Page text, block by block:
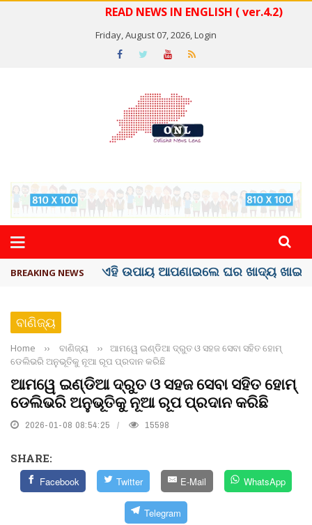
READ NEWS IN ENGLISH ( ver.4.2)
Friday, August 07, 2026,Login
BREAKING NEWS ସବୁଠୁ ମହଙ୍ଗା ସେଲିବ୍ରିଟି ଶାହରୁଖ ଖାନ୍
ବାଣିଜ୍ୟ
Home ›› ବାଣିଜ୍ୟ ››
ଆମୱେ ଇଣ୍ଡିଆ ଦ୍ରୁତ ଓ ସହଜ ସେବା ସହିତ ହୋମ୍‌
ଡେଲିଭରି ଅନୁଭୂତିକୁ ନୂଆ ରୂପ ପ୍ରଦାନ କରିଛି
ଆମୱେ ଇଣ୍ଡିଆ ଦ୍ରୁତ ଓ ସହଜ ସେବା ସହିତ ହୋମ୍‌
ଡେଲିଭରି ଅନୁଭୂତିକୁ ନୂଆ ରୂପ ପ୍ରଦାନ କରିଛି
2026-01-08 08:54:25 15598
SHARE:
Facebook Twitter E-Mail WhatsApp
Telegram